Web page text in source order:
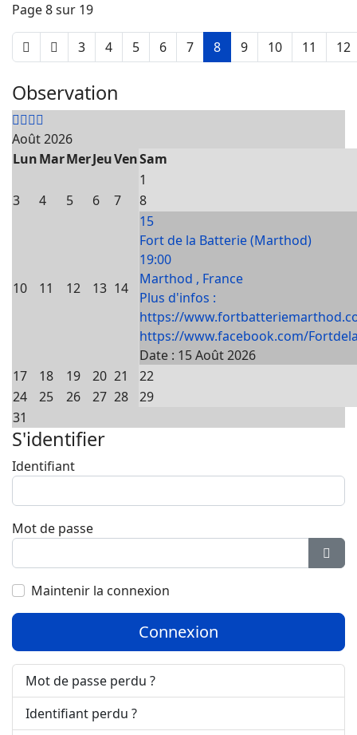
Page 8 sur 19
3 4 5 6 7 8 9 10 11 12
Observation
Août 2026
LunMarMerJeuVenSam
1
3
4 5 6 7 8
10 11 12 13 14
15
Fort de la Batterie (Marthod)
19:00
Marthod , France
Plus d'infos :
https://
https://www.facebook.com/
Date : 15 Août 2026
17
18 19 20 21
22
24
25 26 27 28
29
31
S'identifier
Identifiant
Mot de passe
Maintenir la connexion
Connexion
Mot de passe perdu ?
Identifiant perdu ?